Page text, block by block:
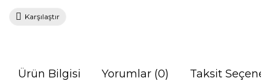
Karşılaştır
Ürün Bilgisi Yorumlar (0) Taksit